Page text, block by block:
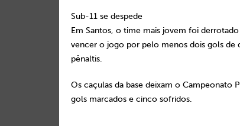
Sub-11 se despede
Em Santos, o time mais jovem foi
vencer o jogo por pelo menos dois gols de
pênaltis.
Os caçulas da base deixam o Campeonato
gols marcados e cinco sofridos.